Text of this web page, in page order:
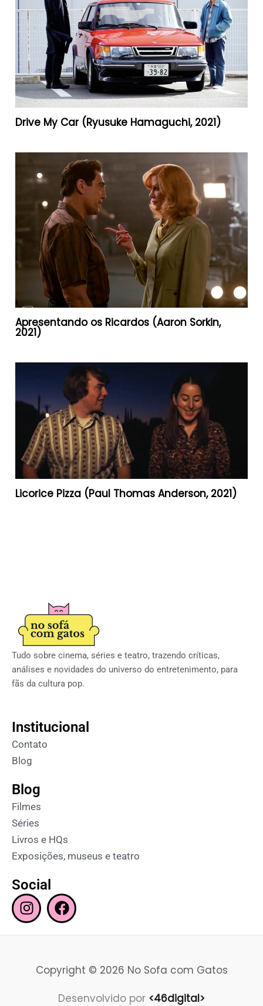
Drive My Car (Ryusuke Hamaguchi, 2021)
Apresentando os Ricardos (Aaron Sorkin,
2021)
Licorice Pizza (Paul Thomas Anderson, 2021)
Tudo sobre cinema, séries e teatro, trazendo críticas,
análises e novidades do universo do entretenimento, para
fãs da cultura pop.
Institucional
Contato
Blog
Blog
Filmes
Séries
Livros e HQs
Exposições, museus e teatro
Social
I
n
s
F
a
c
o
Copyright © 2026 No Sofa com Gatos
Desenvolvido por <46digital>